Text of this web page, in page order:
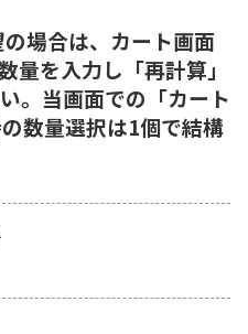
場合は、カート画面
量を入力し「再計算」
。当画面での「カート
数量選択は1個で結構